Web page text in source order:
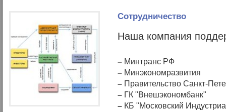
Сотрудничество
Наша компания
– Минтранс РФ
– Минэкономразвития
– Правительство Санкт-
– ГК "Внешэкономбанк"
– КБ "Московский